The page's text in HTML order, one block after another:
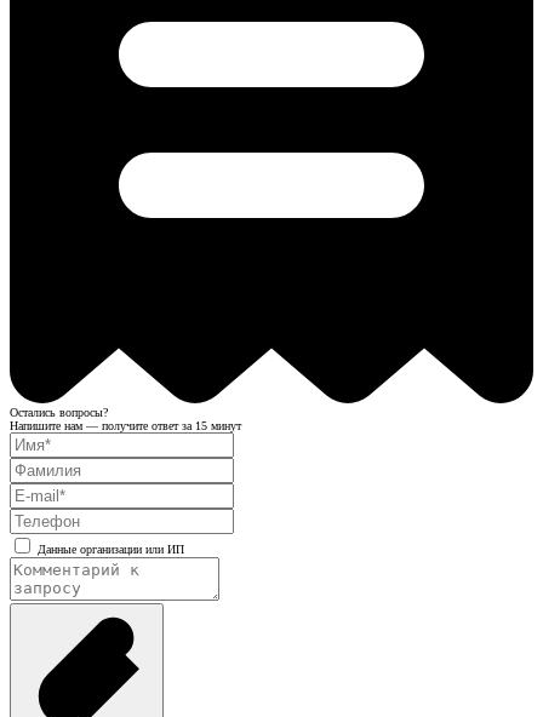
Остались вопросы?
Напишите нам — получите ответ за 15 минут
Данные организации или ИП